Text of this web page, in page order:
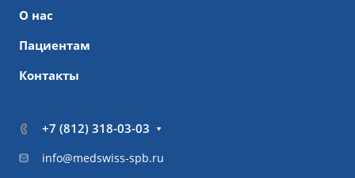
О нас
Пациентам
Контакты
+7 (812) 318-03-03
info@medswiss-spb.ru